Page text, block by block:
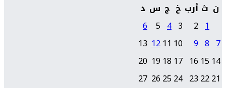
ن ث أرب خ ج س د
1
2
3
4
5
6
7
8
9
10
11
12
13
14
15
16
17
18
19
20
21
22
23
24
25
26
27